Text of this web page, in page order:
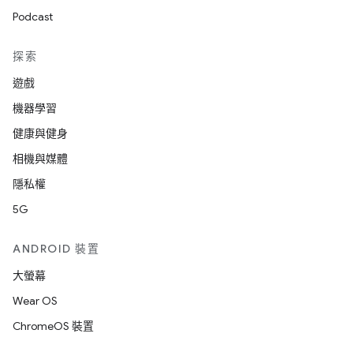
Podcast
探索
遊戲
機器學習
健康與健身
相機與媒體
隱私權
5G
ANDROID 裝置
大螢幕
Wear OS
ChromeOS 裝置